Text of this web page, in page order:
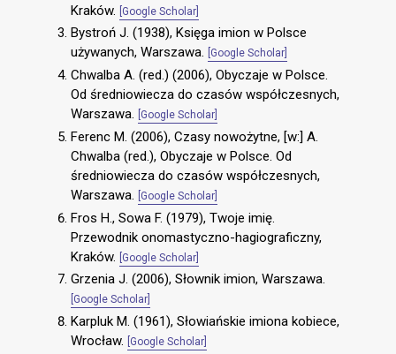
Kraków.
[Google Scholar]
Bystroń J. (1938), Księga imion w Polsce
używanych, Warszawa.
[Google Scholar]
Chwalba A. (red.) (2006), Obyczaje w Polsce.
Od średniowiecza do czasów współczesnych,
Warszawa.
[Google Scholar]
Ferenc M. (2006), Czasy nowożytne, [w:] A.
Chwalba (red.), Obyczaje w Polsce. Od
średniowiecza do czasów współczesnych,
Warszawa.
[Google Scholar]
Fros H., Sowa F. (1979), Twoje imię.
Przewodnik onomastyczno-hagiograficzny,
Kraków.
[Google Scholar]
Grzenia J. (2006), Słownik imion, Warszawa.
[Google Scholar]
Karpluk M. (1961), Słowiańskie imiona kobiece,
Wrocław.
[Google Scholar]